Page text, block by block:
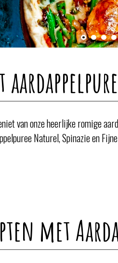
van onze heerlijke romige
Naturel, Spinazie en
met